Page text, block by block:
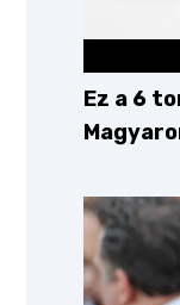
street kitchen
Ez a 6